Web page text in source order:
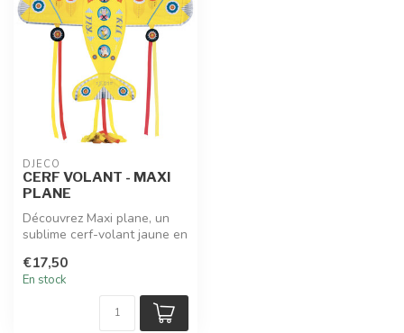
DJECO
CERF VOLANT - MAXI
PLANE
Découvrez Maxi plane, un
sublime cerf-volant jaune en
€17,50
En stock